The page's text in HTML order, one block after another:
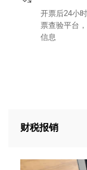
开票后24小
票查验平台
信息
财税报销